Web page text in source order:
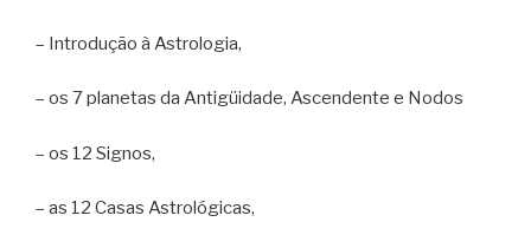
– Introdução à Astrologia,
– os 7 planetas da Antigüidade, Ascendente e Nodos
– os 12 Signos,
– as 12 Casas Astrológicas,